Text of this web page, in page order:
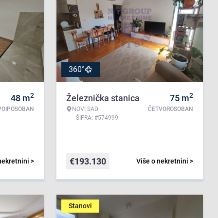
48 m2
>
360°
Železnička stanica
NOVI SAD
ŠIFRA: #574999
75 m2
ČETVOROSOBAN
Više o nekretnini >
€193.130
Stanovi